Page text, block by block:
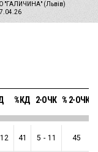
"ГАЛИЧИНА" (Львів)
%КД 2-ОЧК % 2-ОЧК
12 41 5 - 11 45